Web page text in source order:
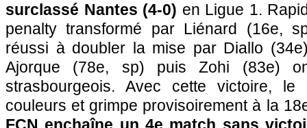
surclassé Nantes (4-0) en Ligue 1.
penalty transformé par Liénard (16e,
réussi à doubler la mise par Diallo
Ajorque (78e, sp) puis Zohi (83e)
strasbourgeois. Avec cette victoire, le
couleurs et grimpe provisoirement à la